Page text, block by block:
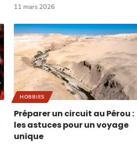
11 mars 2026
HOBBIES
Préparer un circuit au Pérou :
les astuces pour un voyage
unique